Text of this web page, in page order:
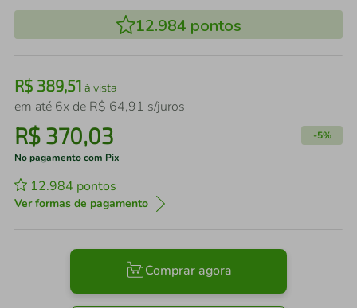
12.984pontos
R$ 389,51 à vista
em até 6x de R$ 64,91 s/juros
R$ 370,03 -5%
No pagamento com Pix
12.984 pontos
Ver formas de pagamento
Comprar agora